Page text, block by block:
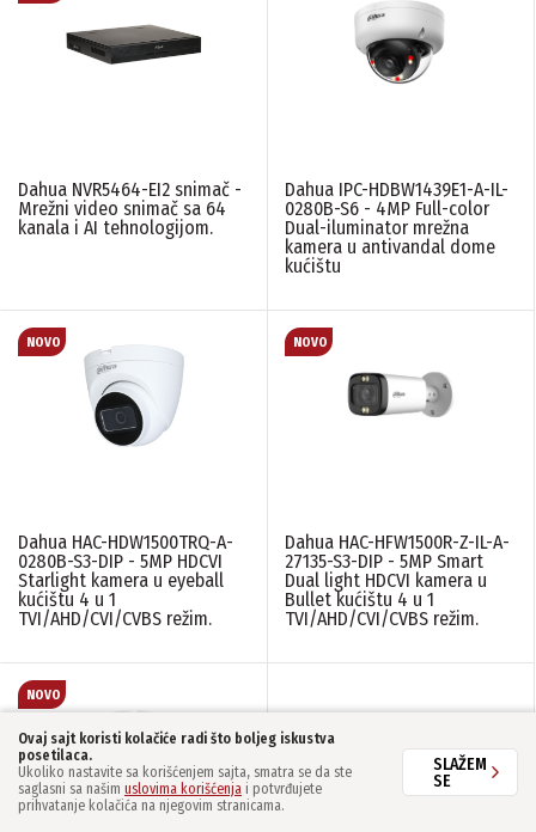
Dahua NVR5464-EI2 snimač -
Mrežni video snimač sa 64
kanala i AI tehnologijom.
Dahua IPC-HDBW1439E1-A-IL-
0280B-S6 - 4MP Full-color
Dual-iluminator mrežna
kamera u antivandal dome
kućištu
Dahua HAC-HDW1500TRQ-A-
0280B-S3-DIP - 5MP HDCVI
Starlight kamera u eyeball
kućištu 4 u 1
TVI/AHD/CVI/CVBS režim.
Dahua HAC-HFW1500R-Z-IL-A-
27135-S3-DIP - 5MP Smart
Dual light HDCVI kamera u
Bullet kućištu 4 u 1
TVI/AHD/CVI/CVBS režim.
Ovaj sajt koristi kolačiće radi što boljeg iskustva
posetilaca.
Ukoliko nastavite sa korišćenjem sajta, smatra se da ste
saglasni sa našim uslovima korišćenja i potvrđujete
prihvatanje kolačića na njegovim stranicama.
SLAŽEM
SE